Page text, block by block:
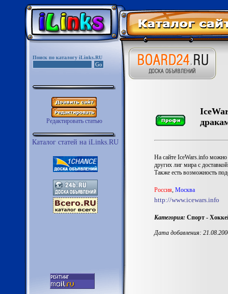
Поиск по каталогу iLinks.RU
Редактировать статью
Каталог статей на iLinks.RU
На сайте IceWars.info
других лиг мира с
Также есть возможность
Россия, Москва
http://www.icewars.info
Категория: Спорт -
Дата добавления: